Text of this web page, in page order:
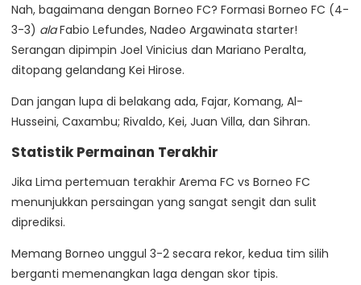
Nah, bagaimana dengan Borneo FC? Formasi Borneo FC (4-
3-3) alaFabio Lefundes, Nadeo Argawinata starter!
Serangan dipimpin Joel Vinicius dan Mariano Peralta,
ditopang gelandang Kei Hirose.
Dan jangan lupa di belakang ada, Fajar, Komang, Al-
Husseini, Caxambu; Rivaldo, Kei, Juan Villa, dan Sihran.
Statistik Permainan Terakhir
Jika Lima pertemuan terakhir Arema FC vs Borneo FC
menunjukkan persaingan yang sangat sengit dan sulit
diprediksi.
Memang Borneo unggul 3-2 secara rekor, kedua tim silih
berganti memenangkan laga dengan skor tipis.